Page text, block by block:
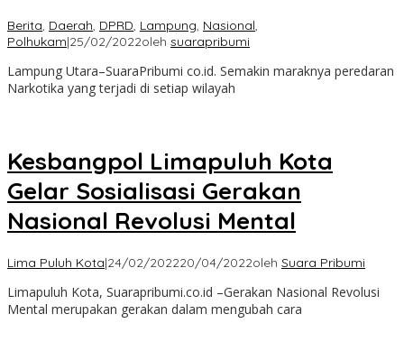
Berita, Daerah, DPRD, Lampung, Nasional,
Polhukam|25/02/2022oleh suarapribumi
Lampung Utara–SuaraPribumi co.id. Semakin maraknya peredaran
Narkotika yang terjadi di setiap wilayah
Kesbangpol Limapuluh Kota
Gelar Sosialisasi Gerakan
Nasional Revolusi Mental
Lima Puluh Kota|24/02/202220/04/2022oleh Suara Pribumi
Limapuluh Kota, Suarapribumi.co.id –Gerakan Nasional Revolusi
Mental merupakan gerakan dalam mengubah cara